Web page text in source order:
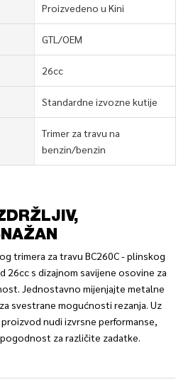
Proizvedeno u Kini
GTL/OEM
26cc
Standardne izvozne kutije
Trimer za travu na
benzin/benzin
trimera za travu BC260C - plinskog
26cc s dizajnom savijene osovine za
Jednostavno mijenjajte metalne
svestrane mogućnosti rezanja. Uz
nudi izvrsne performanse,
za različite zadatke.